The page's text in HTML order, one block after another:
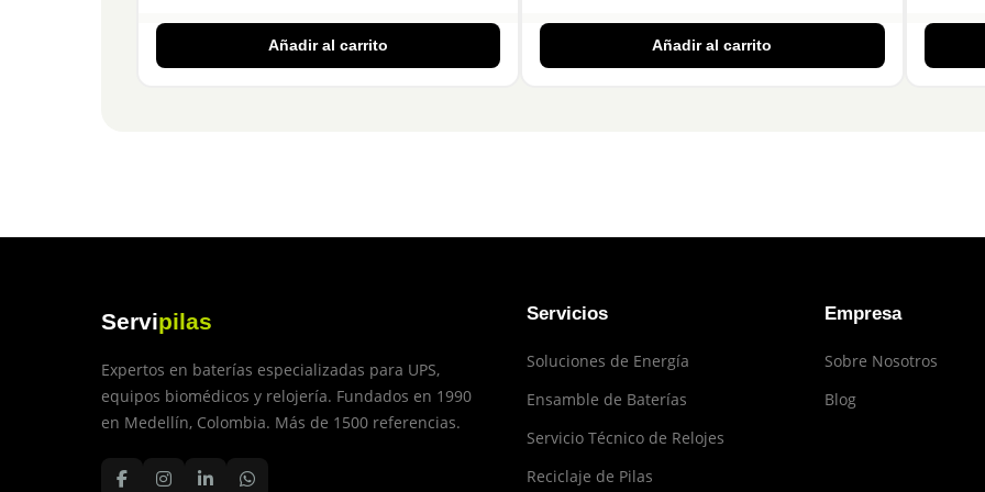
Añadir al carrito Añadir al carrito
Servipilas
Expertos en baterías especializadas para UPS,
equipos biomédicos y relojería. Fundados en 1990
en Medellín, Colombia. Más de 1500 referencias.
Servicios
Soluciones de Energía
Ensamble de Baterías
Servicio Técnico de Relojes
Reciclaje de Pilas
Empresa
Sobre Nosotros
Blog